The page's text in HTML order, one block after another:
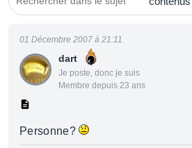
dart
Je poste, donc je suis
Membre depuis 23 ans
01 Décembre 2007 à 21:11
Personne?